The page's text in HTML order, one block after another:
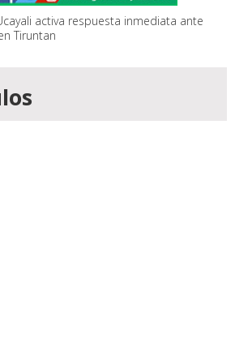
activa respuesta inmediata ante
Tiruntan